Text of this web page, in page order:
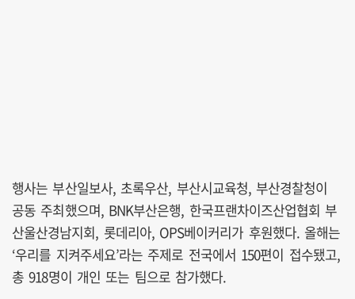
행사는 부산일보사, 초록우산, 부산시교육청, 부산경찰청이
공동 주최했으며, BNK부산은행, 한국프랜차이즈산업협회 부
산울산경남지회, 롯데리아, OPS베이커리가 후원했다. 올해는
‘우리를 지켜주세요’라는 주제로 전국에서 150편이 접수됐고,
총 918명이 개인 또는 팀으로 참가했다.